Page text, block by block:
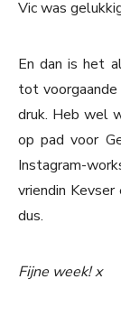
Vic was
En dan is het
tot
druk. Heb wel
op pad voor
Instagram-
vriendin
dus.
Fijne week! x